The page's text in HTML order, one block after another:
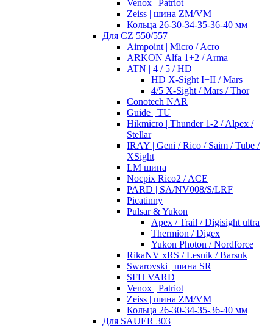
Venox | Patriot
Zeiss | шина ZM/VM
Кольца 26-30-34-35-36-40 мм
Для CZ 550/557
Aimpoint | Micro / Acro
ARKON Alfa 1+2 / Arma
ATN | 4 / 5 / HD
HD X-Sight I+II / Mars
4/5 X-Sight / Mars / Thor
Conotech NAR
Guide | TU
Hikmicro | Thunder 1-2 / Alpex /
Stellar
IRAY | Geni / Rico / Saim / Tube /
XSight
LM шина
Nocpix Rico2 / ACE
PARD | SA/NV008/S/LRF
Picatinny
Pulsar & Yukon
Apex / Trail / Digisight ultra
Thermion / Digex
Yukon Photon / Nordforce
RikaNV xRS / Lesnik / Barsuk
Swarovski | шина SR
SFH VARD
Venox | Patriot
Zeiss | шина ZM/VM
Кольца 26-30-34-35-36-40 мм
Для SAUER 303